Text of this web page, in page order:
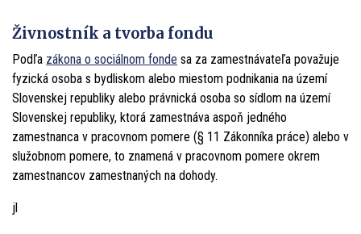
Živnostník a tvorba fondu
Podľa zákona o sociálnom fonde sa za zamestnávateľa považuje
fyzická osoba s bydliskom alebo miestom podnikania na území
Slovenskej republiky alebo právnická osoba so sídlom na území
Slovenskej republiky, ktorá zamestnáva aspoň jedného
zamestnanca v pracovnom pomere (§ 11 Zákonníka práce) alebo v
služobnom pomere, to znamená v pracovnom pomere okrem
zamestnancov zamestnaných na dohody.
jl